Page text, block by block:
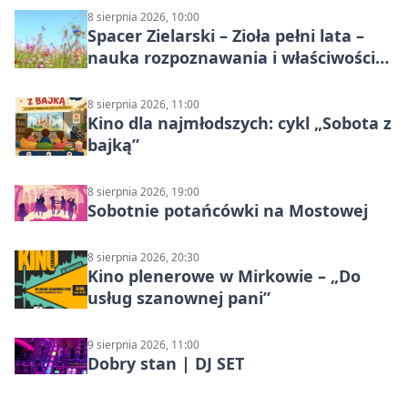
8 sierpnia 2026, 10:00
Spacer Zielarski – Zioła pełni lata –
nauka rozpoznawania i właściwości
8 sierpnia 2026, 11:00
Kino dla najmłodszych: cykl „Sobota z
bajką”
8 sierpnia 2026, 19:00
Sobotnie potańcówki na Mostowej
8 sierpnia 2026, 20:30
Kino plenerowe w Mirkowie – „Do
usług szanownej pani”
9 sierpnia 2026, 11:00
Dobry stan | DJ SET